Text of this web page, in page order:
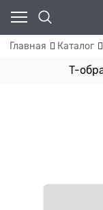
Главная Каталог
T-